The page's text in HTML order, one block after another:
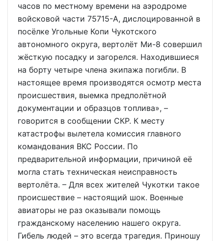
часов по местному времени на аэродроме
войсковой части 75715-А, дислоцированной в
посёлке Угольные Копи Чукотского
автономного округа, вертолёт Ми-8 совершил
жёсткую посадку и загорелся. Находившиеся
на борту четыре члена экипажа погибли. В
настоящее время производятся осмотр места
происшествия, выемка предполётной
документации и образцов топлива», –
говорится в сообщении СКР. К месту
катастрофы вылетела комиссия главного
командования ВКС России. По
предварительной информации, причиной её
могла стать техническая неисправность
вертолёта. – Для всех жителей Чукотки такое
происшествие – настоящий шок. Военные
авиаторы не раз оказывали помощь
гражданскому населению нашего округа.
Гибель людей – это всегда трагедия. Приношу